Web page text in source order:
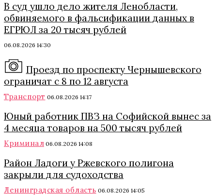
В суд ушло дело жителя Ленобласти,
обвиняемого в фальсификации данных в
ЕГРЮЛ за 20 тысяч рублей
06.08.2026 14:30
Проезд по проспекту Чернышевского
ограничат с 8 по 12 августа
Транспорт 06.08.2026 14:17
Юный работник ПВЗ на Софийской вынес за
4 месяца товаров на 500 тысяч рублей
Криминал 06.08.2026 14:08
Район Ладоги у Ржевского полигона
закрыли для судоходства
Ленинградская область 06.08.2026 14:05